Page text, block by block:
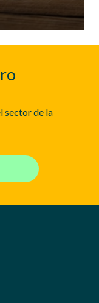
sector de la